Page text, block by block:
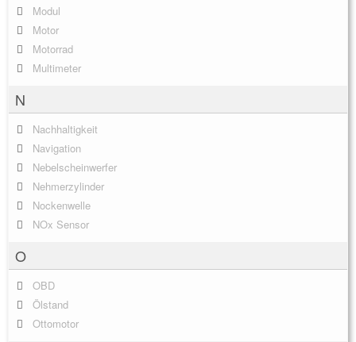
Modul
Motor
Motorrad
Multimeter
N
Nachhaltigkeit
Navigation
Nebelscheinwerfer
Nehmerzylinder
Nockenwelle
NOx Sensor
O
OBD
Ölstand
Ottomotor